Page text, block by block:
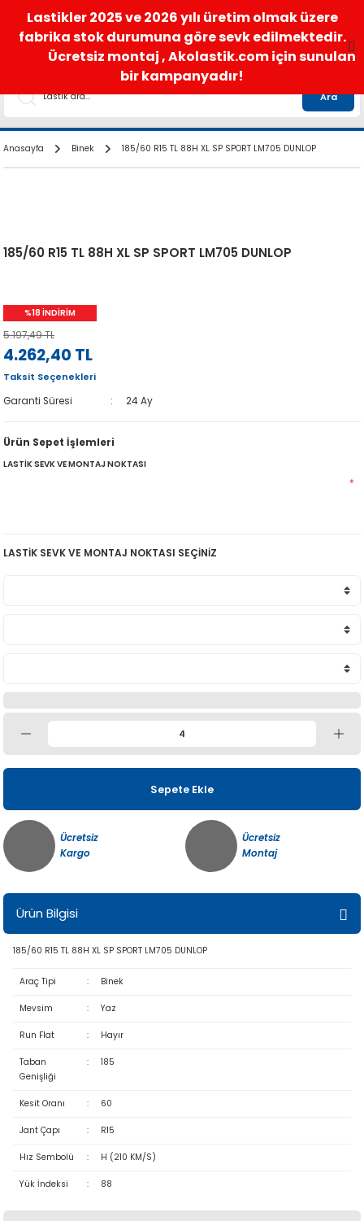
satis@akolastik.com 0 850 285 63 85
Ara
Anasayfa Binek 185/60 R15 TL 88H XL SP SPORT LM705 DUNLOP
185/60 R15 TL 88H XL SP SPORT LM705 DUNLOP
%18 İNDİRİM
5.197,49 TL
4.262,40 TL
Taksit Seçenekleri
Garanti Süresi
24 Ay
Ürün Sepet İşlemleri
LASTİK SEVK VE MONTAJ NOKTASI
*
LASTİK SEVK VE MONTAJ NOKTASI SEÇİNİZ
Sepete Ekle
Ücretsiz
Kargo
Ücretsiz
Montaj
Ürün Bilgisi
185/60 R15 TL 88H XL SP SPORT LM705 DUNLOP
Araç Tipi : Binek
Mevsim : Yaz
Run Flat : Hayır
Taban
Genişliği
: 185
Kesit Oranı : 60
Jant Çapı : R15
Hız Sembolü : H (210 KM/S)
Yük İndeksi : 88
Lastikler 2025 ve 2026 yılı üretim olmak üzere
fabrika stok durumuna göre sevk edilmektedir.
Ücretsiz montaj , Akolastik.com için sunulan
bir kampanyadır!